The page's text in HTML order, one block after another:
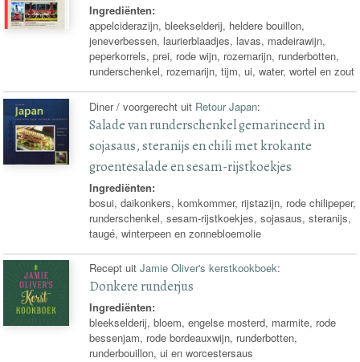
Ingrediënten:
appelciderazijn, bleekselderij, heldere bouillon,
jeneverbessen, laurierblaadjes, lavas, madeirawijn,
peperkorrels, prei, rode wijn, rozemarijn, runderbotten,
runderschenkel, rozemarijn, tijm, ui, water, wortel en zout
Diner / voorgerecht uit Retour Japan:
Salade van runderschenkel gemarineerd in
sojasaus, steranijs en chili met krokante
groentesalade en sesam-rijstkoekjes
Ingrediënten:
bosui, daikonkers, komkommer, rijstazijn, rode chilipeper,
runderschenkel, sesam-rijstkoekjes, sojasaus, steranijs,
taugé, winterpeen en zonnebloemolie
Recept uitJamie Oliver's kerstkookboek:
Donkere runderjus
Ingrediënten:
bleekselderij, bloem, engelse mosterd, marmite, rode
bessenjam, rode bordeauxwijn, runderbotten,
runderbouillon, ui en worcestersaus